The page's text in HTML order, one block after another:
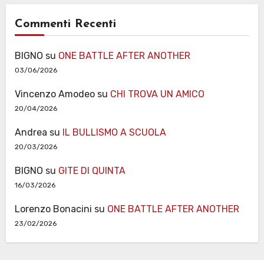
Commenti Recenti
BIGNO su ONE BATTLE AFTER ANOTHER
03/06/2026
Vincenzo Amodeosu CHI TROVA UN AMICO
20/04/2026
Andrea su IL BULLISMO A SCUOLA
20/03/2026
BIGNO su GITE DI QUINTA
16/03/2026
Lorenzo Bonacini su ONE BATTLE AFTER ANOTHER
23/02/2026